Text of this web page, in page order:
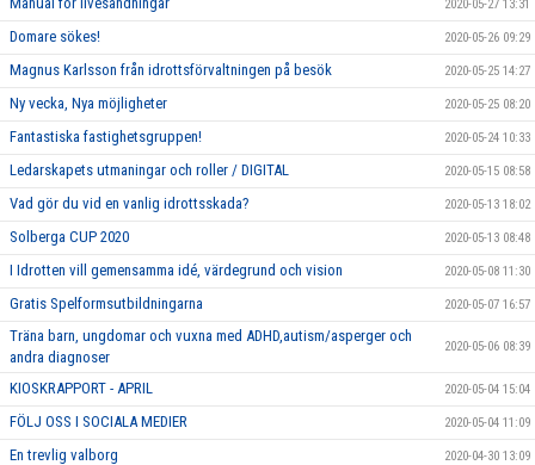
2020-05-27 13:31
Domare sökes! 2020-05-26 09:29
Magnus Karlsson från idrottsförvaltningen på besök 2020-05-25 14:27
Ny vecka, Nya möjligheter 2020-05-25 08:20
Fantastiska fastighetsgruppen! 2020-05-24 10:33
Ledarskapets utmaningar och roller / DIGITAL 2020-05-15 08:58
Vad gör du vid en vanlig idrottsskada? 2020-05-13 18:02
Solberga CUP 2020 2020-05-13 08:48
I Idrotten vill gemensamma idé, värdegrund och vision 2020-05-08 11:30
Gratis Spelformsutbildningarna 2020-05-07 16:57
Träna barn, ungdomar och vuxna med ADHD,autism/asperger och
andra diagnoser
2020-05-06 08:39
KIOSKRAPPORT - APRIL 2020-05-04 15:04
FÖLJ OSS I SOCIALA MEDIER 2020-05-04 11:09
En trevlig valborg 2020-04-30 13:09